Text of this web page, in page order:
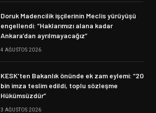
Doruk Madencilik işçilerinin Meclis yürüyüşü
engellendi: “Haklarımızı alana kadar
Ankara’dan ayrılmayacağız”
4 AĞUSTOS 2026
KESK’ten Bakanlık önünde ek zam eylemi: “20
bin imza teslim edildi, toplu sözleşme
Hükümsüzdür”
3 AĞUSTOS 2026